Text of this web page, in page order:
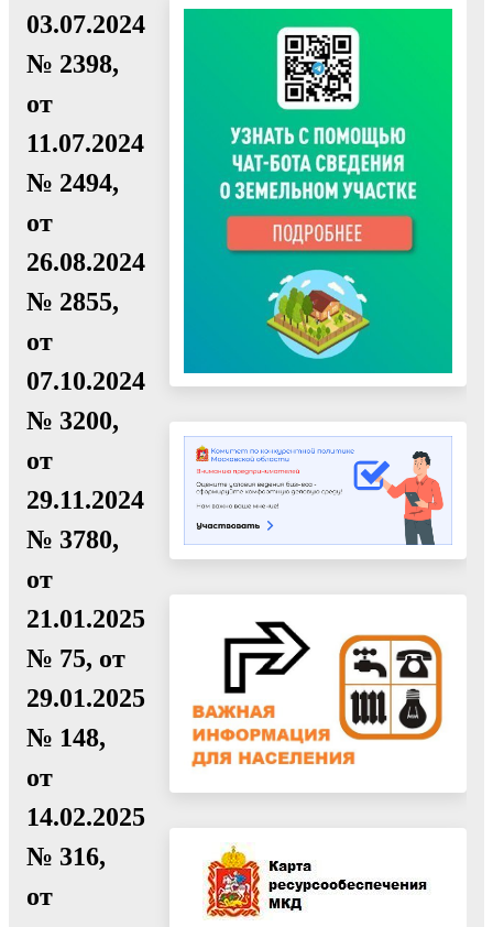
03.07.2024
№ 2398,
от
11.07.2024
№ 2494,
от
26.08.2024
№ 2855,
от
07.10.2024
№ 3200,
от
29.11.2024
№ 3780,
от
21.01.2025
№ 75, от
29.01.2025
№ 148,
от
14.02.2025
№ 316,
от